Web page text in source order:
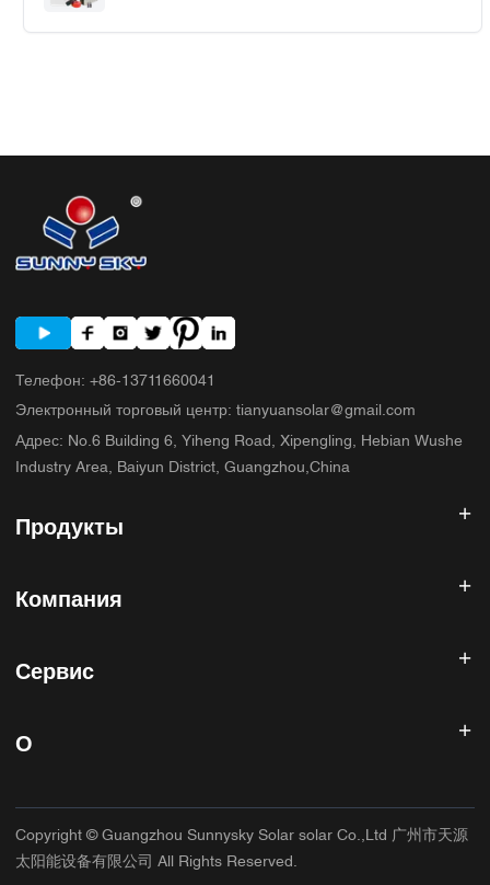
Телефон: +86-13711660041
Электронный торговый центр: tianyuansolar@gmail.com
Адрес: No.6 Building 6, Yiheng Road, Xipengling, Hebian Wushe
Industry Area, Baiyun District, Guangzhou,China
Продукты
Солнечная панель
Солнечная энергетическая система
Контроллер солнечного заряда
Компания
Продукты
О нас
Сервис
Политика возврата
Гарантийная политика
Условия использования
О
Основное приложение
Copyright © Guangzhou Sunnysky Solar solar Co.,Ltd 广州市天源
太阳能设备有限公司 All Rights Reserved.